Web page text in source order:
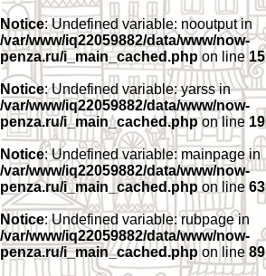
Notice: Undefined variable: nooutput in
/var/www/iq22059882/data/www/now-
penza.ru/i_main_cached.php on line 15
Notice: Undefined variable: yarss in
/var/www/iq22059882/data/www/now-
penza.ru/i_main_cached.phpon line 19
Notice: Undefined variable: mainpage in
/var/www/iq22059882/data/www/now-
penza.ru/i_main_cached.php on line 63
Notice: Undefined variable: rubpage in
/var/www/iq22059882/data/www/now-
penza.ru/i_main_cached.php on line 89